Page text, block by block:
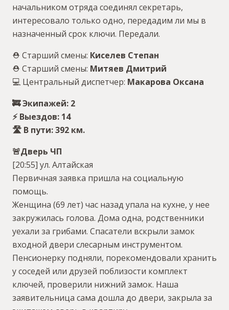
начальником отряда соединял секретарь,
интересовало только одно, передадим ли мы в
назначенный срок ключи. Передали.
⛑ Старший смены: Киселев Степан
⛑ Старший смены: Митяев Дмитрий
💻 Центральный диспетчер: Макарова Оксана
🚒 Экипажей: 2
⚡️ Выездов: 14
🛣 В пути: 392 км.
🚨Дверь ЧП
[20:55] ул. Алтайская
Первичная заявка пришла на социальную
помощь.
Женщина (69 лет) час назад упала на кухне, у нее
закружилась голова. Дома одна, родственники
уехали за грибами. Спасатели вскрыли замок
входной двери слесарным инструментом.
Пенсионерку подняли, порекомендовали хранить
у соседей или друзей поблизости комплект
ключей, проверили нижний замок. Наша
заявительница сама дошла до двери, закрыла за